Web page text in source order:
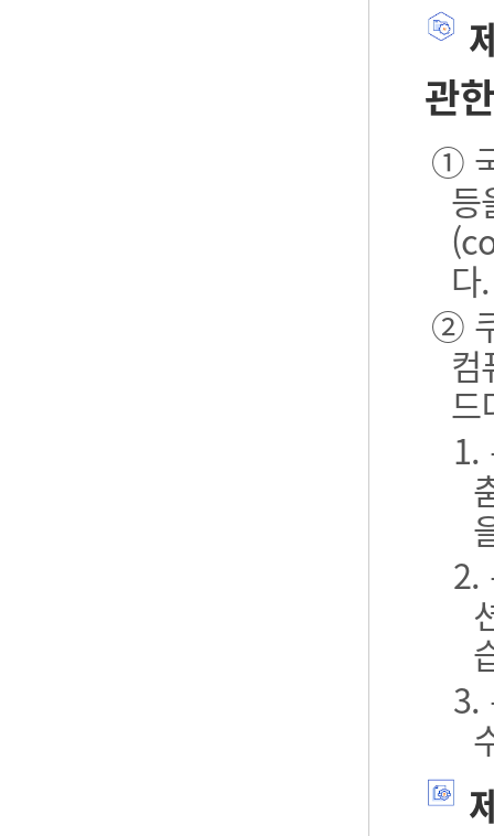
관
①
등
다.
②
컴
드
1.
2.
3.